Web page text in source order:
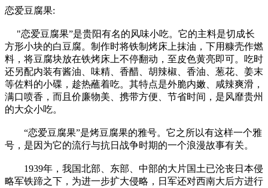
恋爱豆腐果:
"恋爱豆腐果”是贵阳有名的风味小吃。它的主料是切成长
方形小块的白豆腐。制作时将铁制烤床上抹油，下用糠壳作燃
料，将豆腐块放在铁烤床上不停翻动，至皮色黄亮即可。吃时
还另配内装有酱油、味精、香醋、胡辣椒、香油、葱花、姜末
等佐料的小碟，趁热蘸着吃。其特点是外脆内嫩、咸辣爽滑，
满口喷香，而且价廉物美、携带方便、节省时间，是风靡贵州
的大众小吃。
“恋爱豆腐果”是烤豆腐果的雅号。它之所以有这样一个雅
号，是因为它的流行与抗日战争时期的一个浪漫故事有关。
1939年，我国北部、东部、中部的大片国土已沦丧日本侵
略军铁蹄之下，为进一步扩大侵略，日军还对西南大后方进行